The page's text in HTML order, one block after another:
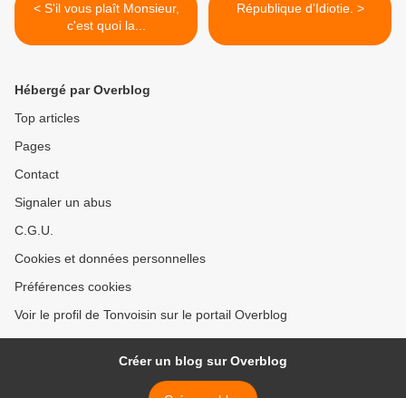
< S'il vous plaît Monsieur,
c'est quoi la...
République d'Idiotie. >
Hébergé par Overblog
Top articles
Pages
Contact
Signaler un abus
C.G.U.
Cookies et données personnelles
Préférences cookies
Voir le profil de Tonvoisin sur le portail Overblog
Créer un blog sur Overblog